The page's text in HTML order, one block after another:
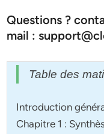
Questions ?
mail :
Table des
Introduction
Chapitre 1 :